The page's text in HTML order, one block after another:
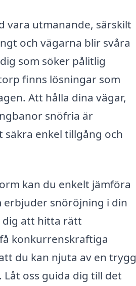
vara utmanande, särskilt
och vägarna blir svåra
som söker pålitlig
finns lösningar som
Att hålla dina vägar,
snöfria är
enkel tillgång och
kan du enkelt jämföra
erbjuder snöröjning i din
dig att hitta rätt
konkurrenskraftiga
du kan njuta av en trygg
oss guida dig till det